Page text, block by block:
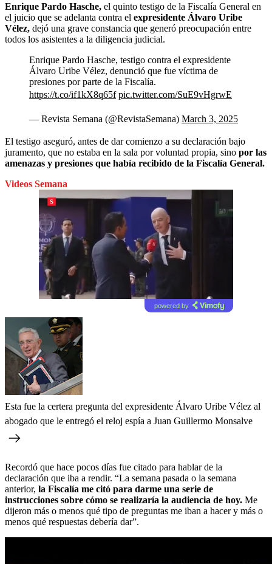
Enrique Pardo Hasche, el quinto testigo de la Fiscalía General en
el juicio que se adelanta contra el expresidente Álvaro Uribe
Vélez, dejó una grave constancia que generó preocupación entre
todos los asistentes a la diligencia judicial.
Enrique Pardo Hasche, testigo contra el expresidente
Álvaro Uribe Vélez, denunció que fue víctima de
presiones por parte de la Fiscalía.
https://t.co/if1kX8q65f pic.twitter.com/SuE9vHgrwE
— Revista Semana (@RevistaSemana) March 3, 2025
El testigo aseguró, antes de dar comienzo a su declaración bajo
juramento, que no estaba en la sala por voluntad propia, sino por las
amenazas y presiones que había recibido de la Fiscalía General.
Videos Semana
powered by
Esta fue la certera pregunta del expresidente Álvaro Uribe Vélez al
abogado que le entregó el reloj espía a Juan Guillermo Monsalve
Recordó que hace pocos días fue citado para hablar de la
declaración que iba a rendir. “La semana pasada o la semana
anterior, la Fiscalía me citó para darme una serie de
instrucciones sobre cómo se realizaría la audiencia de hoy. Me
dijeron más o menos qué tipo de preguntas me iban a hacer y más o
menos qué respuestas debería dar”.